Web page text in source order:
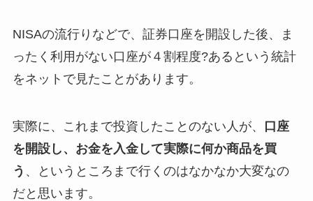
NISAの流行りなどで、証券口座を開設した後、ま
ったく利用がない口座が４割程度?あるという統計
をネットで見たことがあります。
実際に、これまで投資したことのない人が、
口座
を開設し、お金を入金して実際に何か商品を買
う 、というところまで行くのはなかなか大変なの
だと思います。